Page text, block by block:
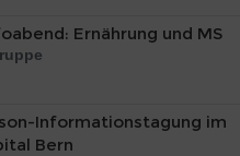
Ernährung und MS
Informationstagung im
Bern